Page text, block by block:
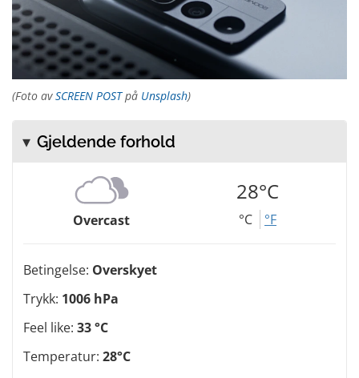
(Foto avSCREEN POSTpå Unsplash)
Gjeldende forhold
Overcast
28°C
°C °F
Betingelse: Overskyet
Trykk: 1006 hPa
Feel like: 33 °C
Temperatur: 28°C